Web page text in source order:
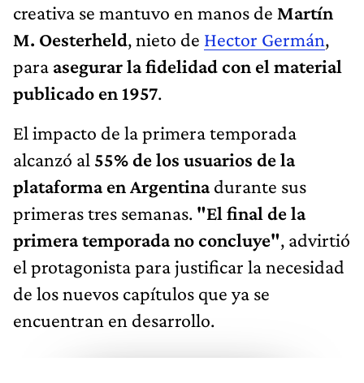
creativa se mantuvo en manos de Martín
M. Oesterheld, nieto de Hector Germán,
para asegurar la fidelidad con el material
publicado en 1957.
El impacto de la primera temporada
alcanzó al 55% de los usuarios de la
plataforma en Argentinadurante sus
primeras tres semanas. "El final de la
primera temporada no concluye", advirtió
el protagonista para justificar la necesidad
de los nuevos capítulos que ya se
encuentran en desarrollo.